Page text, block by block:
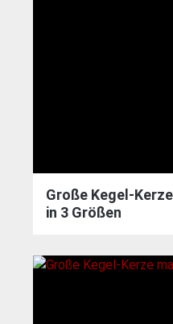
Große Kegel-
in 3 Größen